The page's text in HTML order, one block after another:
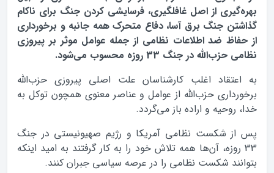
بهره‌گیری از اصل غافلگیری، فرسایشی کردن جنگ برای ناکام
گذاشتن جنگ برق آسا، دفاع متحرک همه جانبه و برخورداری
از حفاظ ضد اطلاعات نظامی از جمله عوامل موثر بر پیروزی
نظامی حزب‌الله در جنگ 33 روزه محسوب می‌شود.
به اعتقاد اغلب کارشناسان علت اصلی پیروزی حزب‌الله
برخورداری حزب‌الله از عوامل و عناصر معنوی همچون توکل به
خدا، روحیه و اراده باز می‌گردد.
پس از شکست نظامی آمریکا و رژیم صهیونیستی در جنگ
33 روزه، آن‌ها همه تلاش خود را به کار گرفتند به امید اینکه
بتوانند شکست نظامی را در عرصه سیاسی جبران کنند.